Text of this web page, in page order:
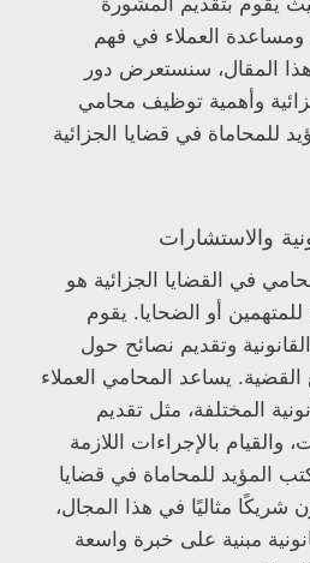
ومساعدة العملاء في فهم
المقال، سنستعرض دور
وأهمية توظيف محامي
في قضايا الجزائية
في القضايا الجزائية هو
للمتهمين أو الضحايا. يقوم
وتقديم نصائح حول
يساعد المحامي العملاء
المختلفة، مثل تقديم
والقيام بالإجراءات اللازمة
المؤيد للمحاماة في قضايا
شريكًا مثاليًا في هذا المجال،
مبنية على خبرة واسعة